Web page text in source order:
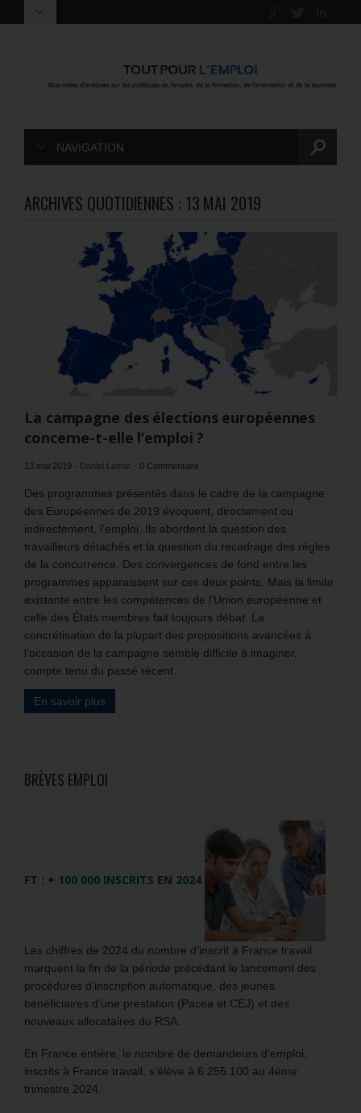
NAVIGATION
ARCHIVES QUOTIDIENNES : 13 MAI 2019
La campagne des élections européennes
concerne-t-elle l’emploi ?
13 mai 2019 - Daniel Lamar - 0 Commentaire
Des programmes présentés dans le cadre de la campagne
des Européennes de 2019 évoquent, directement ou
indirectement, l’emploi. Ils abordent la question des
travailleurs détachés et la question du recadrage des règles
de la concurrence. Des convergences de fond entre les
programmes apparaissent sur ces deux points. Mais la limite
existante entre les compétences de l’Union européenne et
celle des États membres fait toujours débat. La
concrétisation de la plupart des propositions avancées à
l’occasion de la campagne semble difficile à imaginer,
compte tenu du passé récent.
En savoir plus
BRÈVES EMPLOI
FT : + 100 000 INSCRITS EN 2024
Les chiffres de 2024 du nombre d’inscrit à France travail
marquent la fin de la période précédant le lancement des
procédures d’inscription automatique, des jeunes
bénéficiaires d’une prestation (Pacea et CEJ) et des
nouveaux allocataires du RSA.
En France entière, le nombre de demandeurs d’emploi,
inscrits à France travail, s’élève à 6 255 100 au 4ème
trimestre 2024.